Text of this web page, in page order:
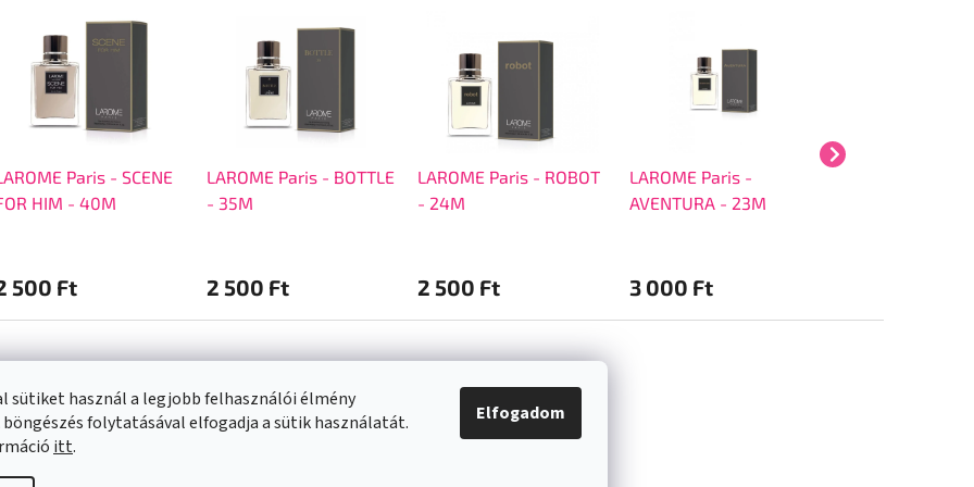
sütiket használ a legjobb felhasználói élmény
böngészés folytatásával elfogadja a sütik használatát.
itt.
Elfogadom
Paris - SCENE
HIM - 40M
500 Ft
LAROME Paris - BOTTLE
- 35M
2 500 Ft
LAROME Paris - ROBOT
- 24M
2 500 Ft
LAROME Paris -
AVENTURA - 23M
3 000 Ft
vásárlásról